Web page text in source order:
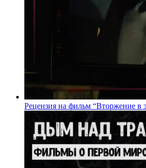
Рецензия на фильм “Вторжение в